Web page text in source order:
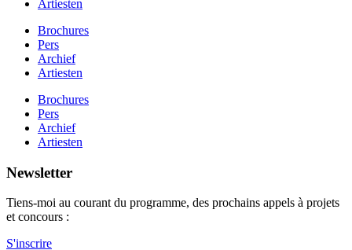
Artiesten
Brochures
Pers
Archief
Artiesten
Brochures
Pers
Archief
Artiesten
Newsletter
Tiens-moi au courant du programme, des prochains appels à projets
et concours :
S'inscrire